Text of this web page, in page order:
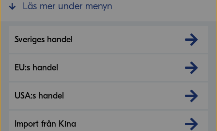
Läs mer under menyn
Sveriges handel
EU:s handel
USA:s handel
Import från Kina